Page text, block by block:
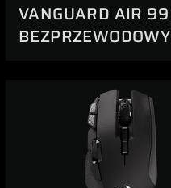
VANGUARD AIR 99
BEZPRZEWODOWY